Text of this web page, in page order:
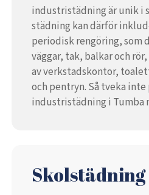
industristädning är unik i
städning kan därför
periodisk rengöring, som
väggar, tak, balkar och
av verkstadskontor,
och pentryn. Så tveka
industristädning i Tumba
Skolstädning